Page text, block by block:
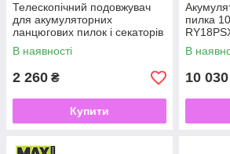
Телескопічний подовжувач
для акумуляторних
ланцюгових пилок і секаторів
PROFI-TEC PUEC20
В наявності
2 260 ₴
Купити
пилка
В
10 030